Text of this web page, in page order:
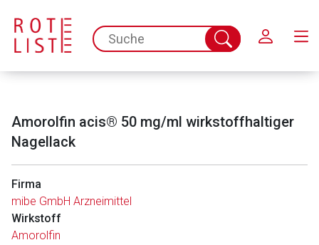
spc.search.input.placeholder
Suche
abschicken
Amorolfin acis® 50 mg/ml wirkstoffhaltiger
Nagellack
Firma
mibe GmbH Arzneimittel
Wirkstoff
Amorolfin